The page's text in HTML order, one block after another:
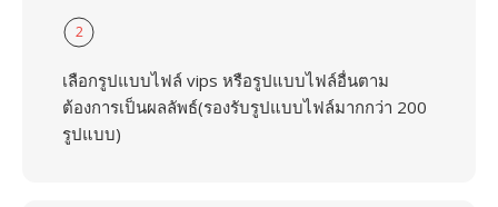
2
เลือกรูปแบบไฟล์ vips หรือรูปแบบไฟล์อื่นตาม
ต้องการเป็นผลลัพธ์(รองรับรูปแบบไฟล์มากกว่า 200
รูปแบบ)